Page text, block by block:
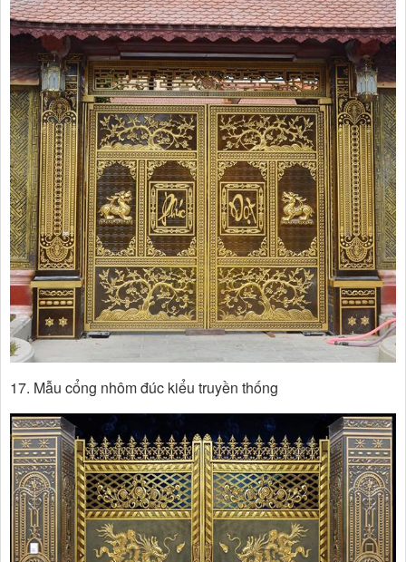
17. Mẫu cổng nhôm đúc kiểu truyền thống